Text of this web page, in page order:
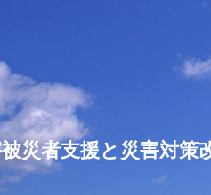
災者支援と災害対策